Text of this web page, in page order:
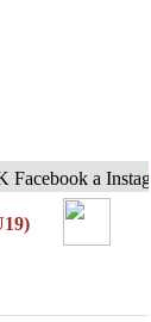
a Instagram